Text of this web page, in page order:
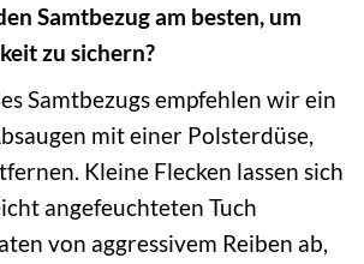
Samtbezug am besten, um
zu sichern?
Samtbezugs empfehlen wir ein
mit einer Polsterdüse,
Kleine Flecken lassen sich
angefeuchteten Tuch
von aggressivem Reiben ab,